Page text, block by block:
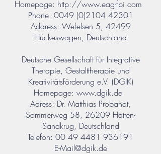
Homepage: http://www.eag-fpi.com
Phone: 0049 (0)2104 42301
Address: Wefelsen 5, 42499
Hückeswagen, Deutschland
Deutsche Gesellschaft für Integrative
Therapie, Gestalttherapie und
Kreativitätsförderung e.V. (DGIK)
Homepage: www.dgik.de
Adress: Dr. Matthias Probandt,
Sommerweg 58, 26209 Hatten-
Sandkrug, Deutschland
Telefon: 00 49 4481 936191
E-Mail@dgik.de